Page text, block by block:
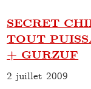
SECRET
TOUT
+ GURZUF
2 juillet 2009